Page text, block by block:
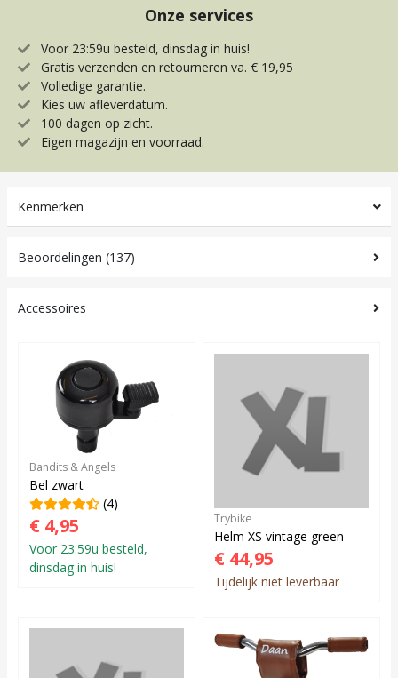
Onze services
Voor 23:59u besteld, dinsdag in huis!
Gratis verzenden en retourneren va. € 19,95
Volledige garantie.
Kies uw afleverdatum.
100 dagen op zicht.
Eigen magazijn en voorraad.
Kenmerken
Beoordelingen (137)
Accessoires
Bandits & Angels
Bel zwart
(4)
€ 4,95
Voor 23:59u besteld,
dinsdag in huis!
Trybike
Helm XS vintage green
€ 44,95
Tijdelijk niet leverbaar